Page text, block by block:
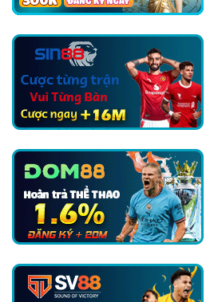
Được
Sang